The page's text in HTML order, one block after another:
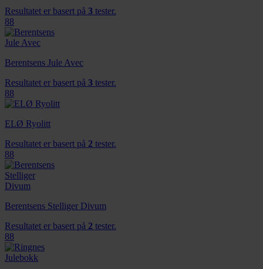
Resultatet er basert på 3 tester.
88
Berentsens Jule Avec
Resultatet er basert på 3 tester.
88
ELØ Ryolitt
Resultatet er basert på 2 tester.
88
Berentsens Stelliger Divum
Resultatet er basert på 2 tester.
88